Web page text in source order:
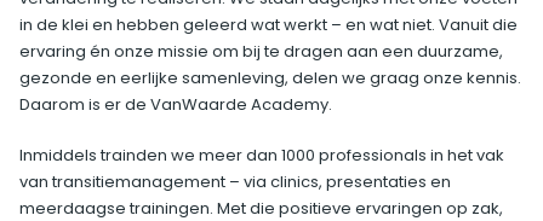
in de klei en hebben geleerd wat werkt – en wat niet. Vanuit die
ervaring én onze missie om bij te dragen aan een duurzame,
gezonde en eerlijke samenleving, delen we graag onze kennis.
Daarom is er de VanWaarde Academy.
Inmiddels trainden we meer dan 1000 professionals in het vak
van transitiemanagement – via clinics, presentaties en
meerdaagse trainingen. Met die positieve ervaringen op zak,